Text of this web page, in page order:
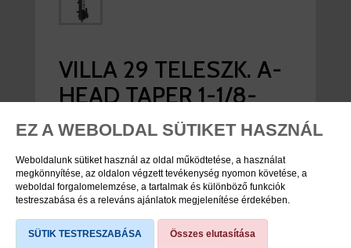
EZ A WEBOLDAL SÜTIKET HASZNÁL
Weboldalunk sütiket használ az oldal működtetése, a használat
megkönnyítése, az oldalon végzett tevékenység nyomon követése, a
weboldal forgalomelemzése, a tartalmak és különböző funkciók
testreszabása és a releváns ajánlatok megjelenítése érdekében.
SÜTIK TESTRESZABÁSA Összes elutasítása
VILLA 29 TELESZK. A-
HEAD TAPER 1-1/8-
1,5X255MM 180MM
DUROLUX38-EQ
BOOST-DS-R2C2
15MM ÁTÜTŐS
SZÜRKE SUNTOUR